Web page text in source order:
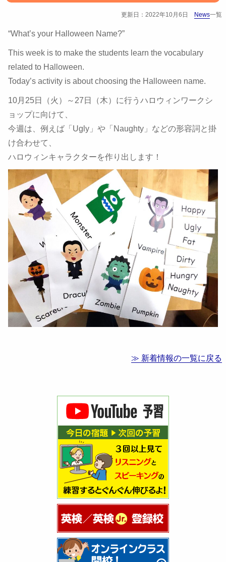
更新日：2022年10月6日 News一覧
“What’s your Halloween Name?”
This week is to make the students learn the vocabulary
related to Halloween.
Today’s activity is about choosing the Halloween name.
10月25日（火）～27日（木）に行うハロウィンワークシ
ョップに向けて、
今週は、例えば「Ugly」や「Naughty」などの形容詞と掛
け合わせて、
ハロウィンキャラクターを作り出します！
≫ 新着情報の一覧に戻る